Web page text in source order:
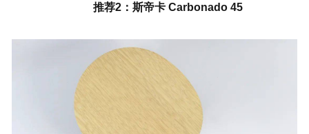
推荐2：斯帝卡 Carbonado 45